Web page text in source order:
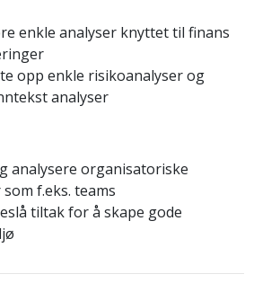
enkle analyser knyttet til finans
opp enkle risikoanalyser og
analyser
analysere organisatoriske
f.eks. teams
tiltak for å skape gode